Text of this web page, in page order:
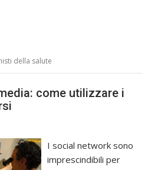
della salute
come utilizzare i
I social network sono
imprescindibili per